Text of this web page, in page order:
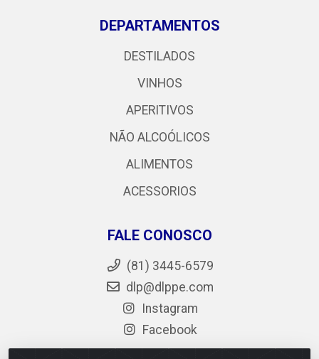
DEPARTAMENTOS
DESTILADOS
VINHOS
APERITIVOS
NÃO ALCOÓLICOS
ALIMENTOS
ACESSORIOS
FALE CONOSCO
(81) 3445-6579
dlp@dlppe.com
Instagram
Facebook